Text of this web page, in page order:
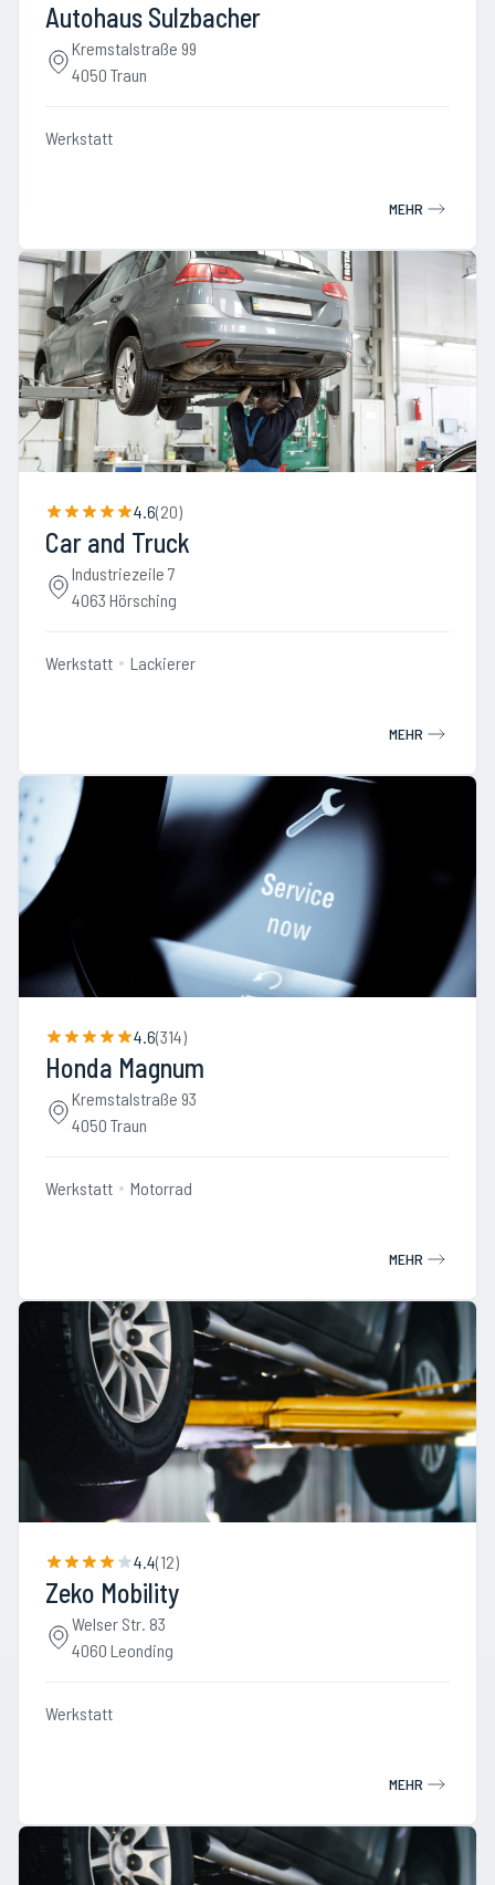
Autohaus Sulzbacher
Kremstalstraße 99
4050 Traun
Werkstatt
MEHR
4.6(20)
Car and Truck
Industriezeile 7
4063 Hörsching
Werkstatt Lackierer
MEHR
4.6(314)
Honda Magnum
Kremstalstraße 93
4050 Traun
Werkstatt Motorrad
MEHR
4.4(12)
Zeko Mobility
Welser Str. 83
4060 Leonding
Werkstatt
MEHR